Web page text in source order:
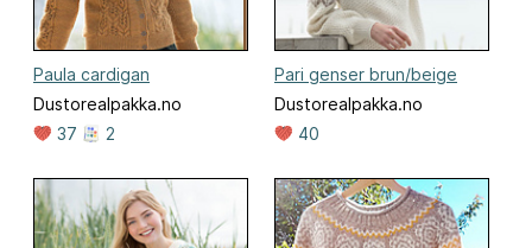
Paula cardigan
Dustorealpakka.no
37
2
Pari genser brun/beige
Dustorealpakka.no
40